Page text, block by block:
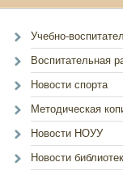
Учебно-
Воспитательная
Новости спорта
Методическая
Новости НОУУ
Новости